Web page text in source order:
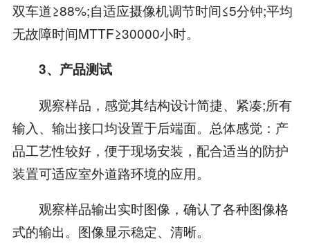
双车道≥88%;自适应摄像机调节时间≤5分钟;平均
无故障时间MTTF≥30000小时。
3、产品测试
观察样品，感觉其结构设计简捷、紧凑;所有
输入、输出接口均设置于后端面。总体感觉：产
品工艺性较好，便于现场安装，配合适当的防护
装置可适应室外道路环境的应用。
观察样品输出实时图像，确认了各种图像格
式的输出。图像显示稳定、清晰。